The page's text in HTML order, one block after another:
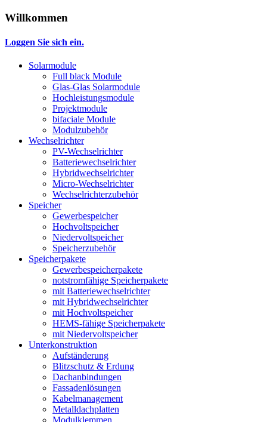
Willkommen
Loggen Sie sich ein.
Solarmodule
Full black Module
Glas-Glas Solarmodule
Hochleistungsmodule
Projektmodule
bifaciale Module
Modulzubehör
Wechselrichter
PV-Wechselrichter
Batteriewechselrichter
Hybridwechselrichter
Micro-Wechselrichter
Wechselrichterzubehör
Speicher
Gewerbespeicher
Hochvoltspeicher
Niedervoltspeicher
Speicherzubehör
Speicherpakete
Gewerbespeicherpakete
notstromfähige Speicherpakete
mit Batteriewechselrichter
mit Hybridwechselrichter
mit Hochvoltspeicher
HEMS-fähige Speicherpakete
mit Niedervoltspeicher
Unterkonstruktion
Aufständerung
Blitzschutz & Erdung
Dachanbindungen
Fassadenlösungen
Kabelmanagement
Metalldachplatten